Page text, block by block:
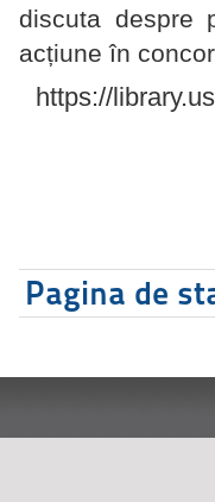
discuta despre
acțiune în
https://
Pagina de